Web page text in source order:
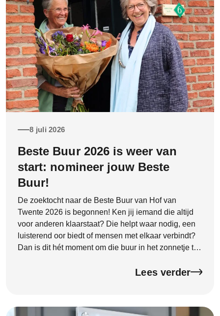
8 juli 2026
Beste Buur 2026 is weer van
start: nomineer jouw Beste
Buur!
De zoektocht naar de Beste Buur van Hof van
Twente 2026 is begonnen! Ken jij iemand die altijd
voor anderen klaarstaat? Die helpt waar nodig, een
luisterend oor biedt of mensen met elkaar verbindt?
Dan is dit hét moment om die buur in het zonnetje te
Lees verder